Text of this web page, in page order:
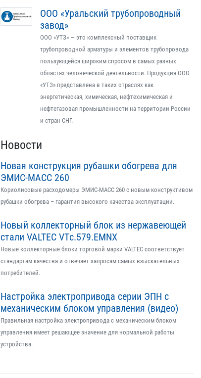
ООО «Уральский трубопроводный
завод»
ООО «УТЗ» — это комплексный поставщик
трубопроводной арматуры и элементов трубопровода
пользующейся широким спросом в самых разных
областях человеческой деятельности. Продукция ООО
«УТЗ» представлена в таких отраслях как
энергетическая, химическая, нефтехимическая и
нефтегазовая промышленности на территории России
и стран СНГ.
Новости
Новая конструкция рубашки обогрева для
ЭМИС-МАСС 260
Кориолисовые расходомеры ЭМИС-МАСС 260 с новым конструктивом
рубашки обогрева – гарантия высокого качества эксплуатации.
Новый коллекторный блок из нержавеющей
стали VALTEC VTс.579.EMNX
Новые коллекторные блоки торговой марки VALTEC соответствует
стандартам качества и отвечает запросам самых взыскательных
потребителей.
Настройка электропривода серии ЭПН с
механическим блоком управления (видео)
Правильная настройка электропривода с механическим блоком
управления имеет решающее значение для нормальной работы
устройства.